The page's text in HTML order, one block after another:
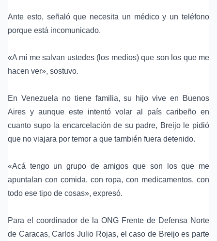
Ante esto, señaló que necesita un médico y un teléfono
porque está incomunicado.
«A mí me salvan ustedes (los medios) que son los que me
hacen ver», sostuvo.
En Venezuela no tiene familia, su hijo vive en Buenos
Aires y aunque este intentó volar al país caribeño en
cuanto supo la encarcelación de su padre, Breijo le pidió
que no viajara por temor a que también fuera detenido.
«Acá tengo un grupo de amigos que son los que me
apuntalan con comida, con ropa, con medicamentos, con
todo ese tipo de cosas», expresó.
Para el coordinador de la ONG Frente de Defensa Norte
de Caracas,Carlos Julio Rojas, el caso de Breijo es parte